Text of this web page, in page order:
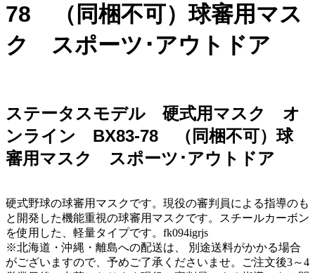
78 （同梱不可）球審用マス
ク スポーツ･アウトドア
ステータスモデル 硬式用マスク オ
ンライン BX83-78 （同梱不可）球
審用マスク スポーツ･アウトドア
硬式野球の球審用マスクです。現役の審判員による指導のも
と開発した機能重視の球審用マスクです。スチールカーボン
を使用した、軽量タイプです。fk094igrjs
※北海道・沖縄・離島への配送は、 別途送料がかかる場合
がございますので、予めご了承くださいませ。ご注文後3～4